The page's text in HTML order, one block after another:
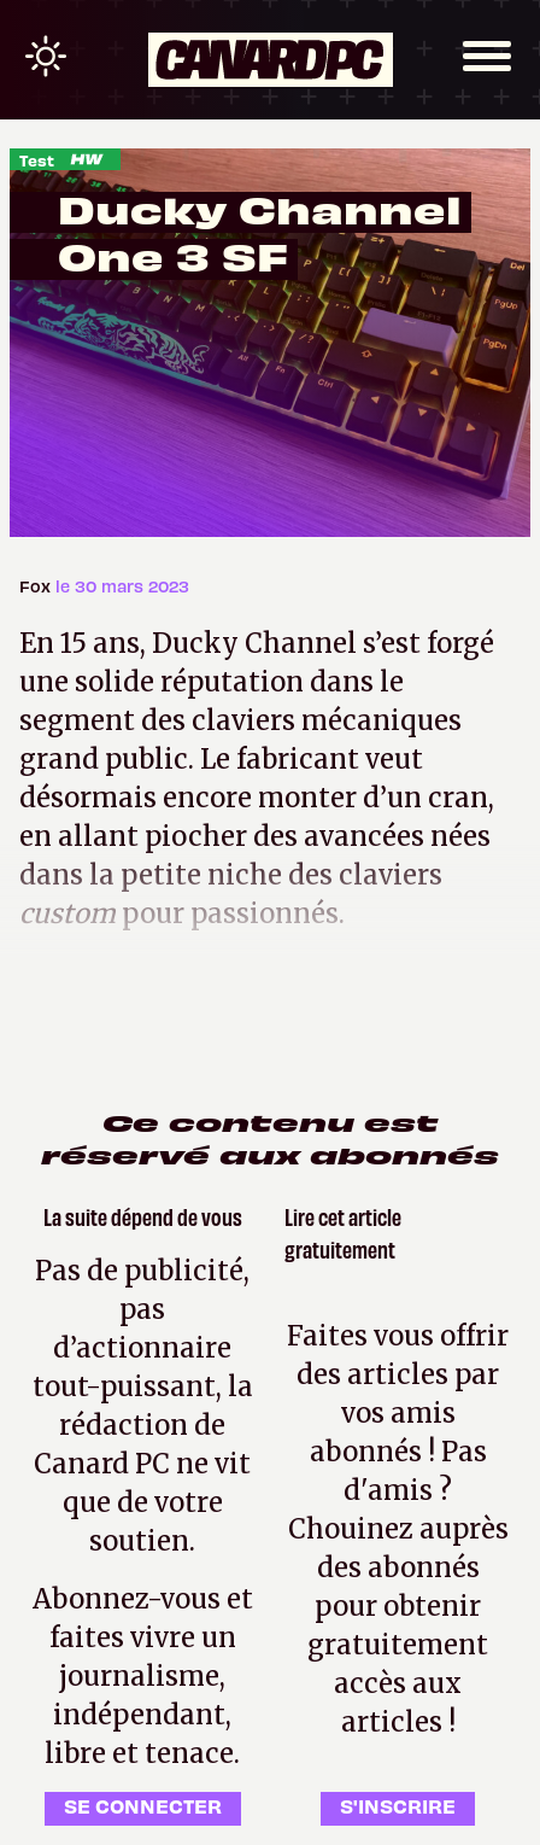
Test
Ducky Channel
One 3 SF
Fox le 30 mars 2023
En 15 ans, Ducky Channel s’est forgé
une solide réputation dans le
segment des claviers mécaniques
grand public. Le fabricant veut
désormais encore monter d’un cran,
en allant piocher des avancées nées
dans la petite niche des claviers
custom pour passionnés.
Ce contenu est
réservé aux abonnés
La suite dépend de vous
Pas de publicité,
pas
d’actionnaire
tout-puissant, la
rédaction de
Canard PC ne vit
que de votre
soutien.
Abonnez-vous et
faites vivre un
journalisme,
indépendant,
libre et tenace.
SE CONNECTER
Lire cet article
gratuitement
Faites vous offrir
des articles par
vos amis
abonnés ! Pas
d'amis ?
Chouinez auprès
des abonnés
pour obtenir
gratuitement
accès aux
articles !
S'INSCRIRE